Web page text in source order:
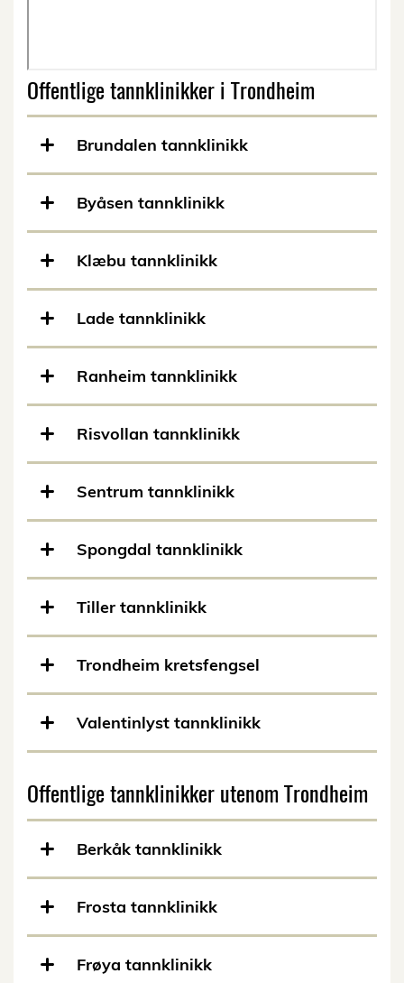
Offentlige tannklinikker i Trondheim
Brundalen tannklinikk
Byåsen tannklinikk
Klæbu tannklinikk
Lade tannklinikk
Ranheim tannklinikk
Risvollan tannklinikk
Sentrum tannklinikk
Spongdal tannklinikk
Tiller tannklinikk
Trondheim kretsfengsel
Valentinlyst tannklinikk
Offentlige tannklinikker utenom Trondheim
Berkåk tannklinikk
Frosta tannklinikk
Frøya tannklinikk